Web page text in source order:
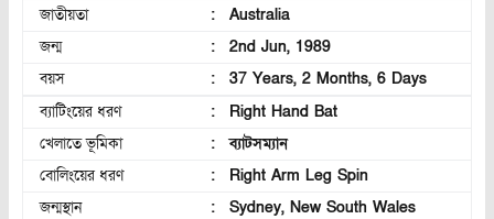
জাতীয়তা
:
Australia
জন্ম
:
2nd Jun, 1989
বয়স
:
37 Years, 2 Months, 6 Days
ব্যাটিংয়ের ধরণ
:
Right Hand Bat
খেলাতে ভূমিকা
:
ব্যাটসম্যান
বোলিংয়ের ধরণ
:
Right Arm Leg Spin
জন্মস্থান
: Sydney, New South Wales